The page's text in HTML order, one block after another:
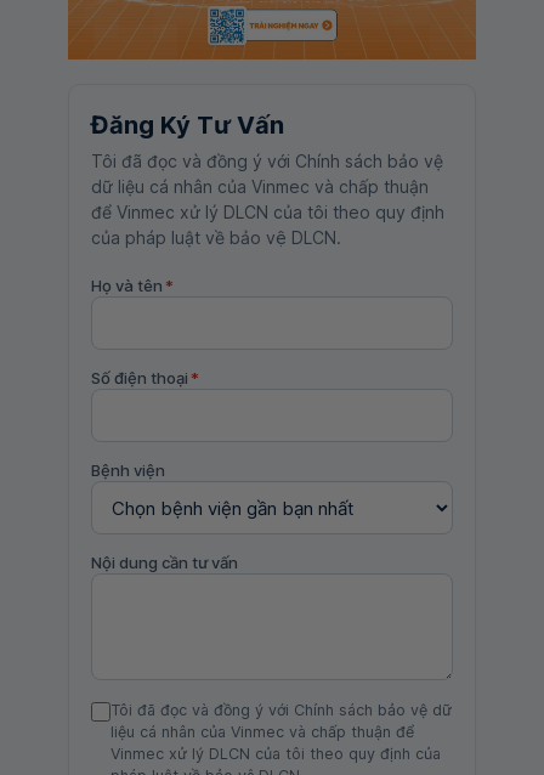
Đăng Ký Tư Vấn
Tôi đã đọc và đồng ý với Chính sách bảo vệ
dữ liệu cá nhân của Vinmec và chấp thuận
để Vinmec xử lý DLCN của tôi theo quy định
của pháp luật về bảo vệ DLCN.
Họ và tên *
Số điện thoại *
Bệnh viện
Nội dung cần tư vấn
Tôi đã đọc và đồng ý với Chính sách bảo vệ dữ
liệu cá nhân của Vinmec và chấp thuận để
Vinmec xử lý DLCN của tôi theo quy định của